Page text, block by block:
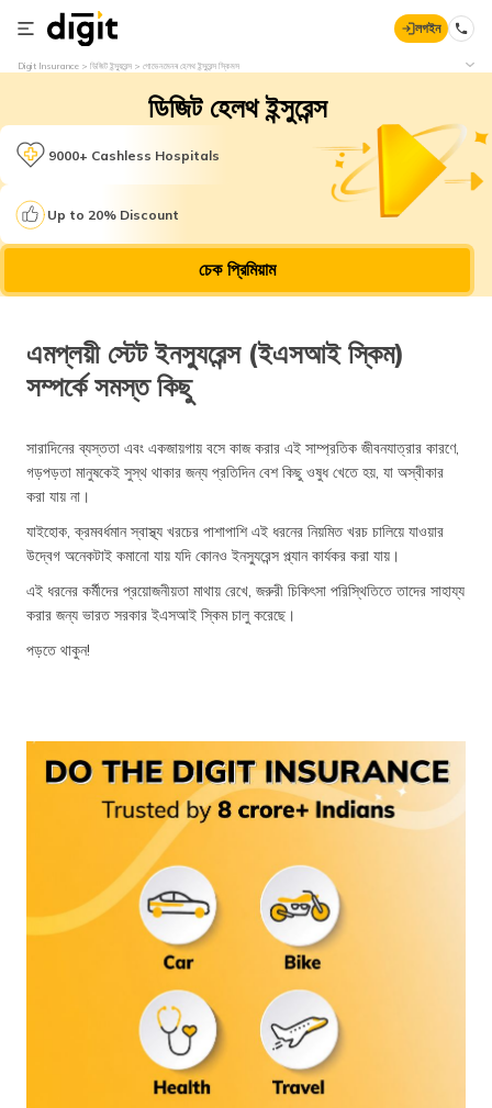
লগইন
Digit Insurance ডিজিট ইন্স্যুরেন্স গোভেনমেনৰ হেলথ ইন্সুরেন্স স্কিমস
ডিজিট হেলথ ইন্সুরেন্স
9000+ Cashless Hospitals
Up to 20% Discount
চেক প্রিমিয়াম
এমপ্লয়ী স্টেট ইনস্যুরেন্স (ইএসআই স্কিম)
সম্পর্কে সমস্ত কিছু
সারাদিনের ব্যস্ততা এবং একজায়গায় বসে কাজ করার এই সাম্প্রতিক জীবনযাত্রার কারণে,
গড়পড়তা মানুষকেই সুস্থ থাকার জন্য প্রতিদিন বেশ কিছু ওষুধ খেতে হয়, যা অস্বীকার
করা যায় না।
যাইহোক, ক্রমবর্ধমান স্বাস্থ্য খরচের পাশাপাশি এই ধরনের নিয়মিত খরচ চালিয়ে যাওয়ার
উদ্বেগ অনেকটাই কমানো যায় যদি কোনও ইনস্যুরেন্স প্ল্যান কার্যকর করা যায়।
এই ধরনের কর্মীদের প্রয়োজনীয়তা মাথায় রেখে, জরুরী চিকিৎসা পরিস্থিতিতে তাদের সাহায্য
করার জন্য ভারত সরকার ইএসআই স্কিম চালু করেছে।
পড়তে থাকুন!